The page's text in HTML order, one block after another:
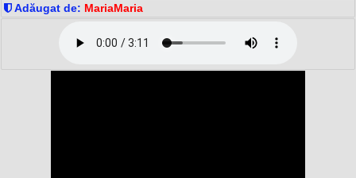
Adăugat de: MariaMaria